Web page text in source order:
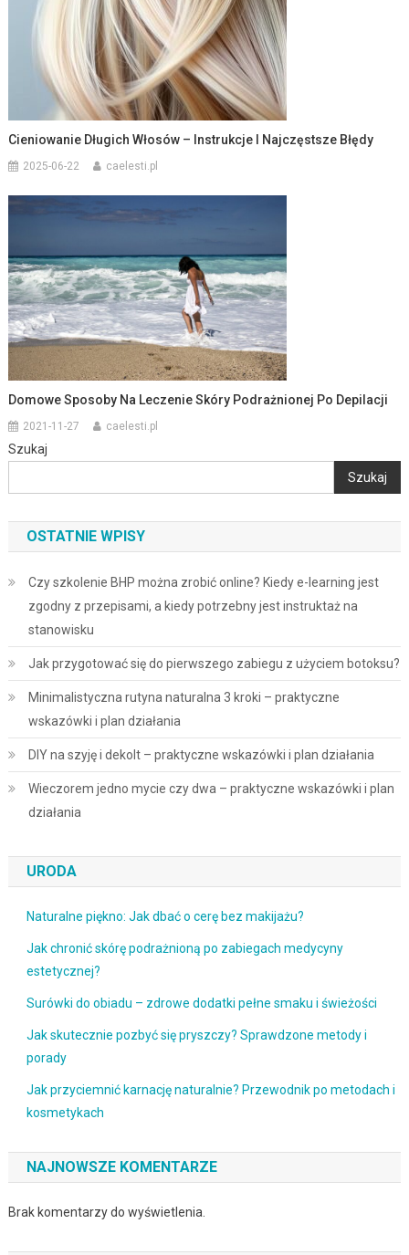
Cieniowanie Długich Włosów – Instrukcje I Najczęstsze Błędy
2025-06-22 caelesti.pl
Domowe Sposoby Na Leczenie Skóry Podrażnionej Po Depilacji
2021-11-27 caelesti.pl
Szukaj
Szukaj
OSTATNIE WPISY
Czy szkolenie BHP można zrobić online? Kiedy e-learning jest
zgodny z przepisami, a kiedy potrzebny jest instruktaż na
stanowisku
Jak przygotować się do pierwszego zabiegu z użyciem botoksu?
Minimalistyczna rutyna naturalna 3 kroki – praktyczne
wskazówki i plan działania
DIY na szyję i dekolt – praktyczne wskazówki i plan działania
Wieczorem jedno mycie czy dwa – praktyczne wskazówki i plan
działania
URODA
Naturalne piękno: Jak dbać o cerę bez makijażu?
Jak chronić skórę podrażnioną po zabiegach medycyny
estetycznej?
Surówki do obiadu – zdrowe dodatki pełne smaku i świeżości
Jak skutecznie pozbyć się pryszczy? Sprawdzone metody i
porady
Jak przyciemnić karnację naturalnie? Przewodnik po metodach i
kosmetykach
NAJNOWSZE KOMENTARZE
Brak komentarzy do wyświetlenia.